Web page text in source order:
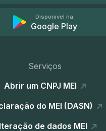
Disponível na
Google Play
Serviços
Abrir um CNPJ MEI
do MEI (DASN)
de dados MEI